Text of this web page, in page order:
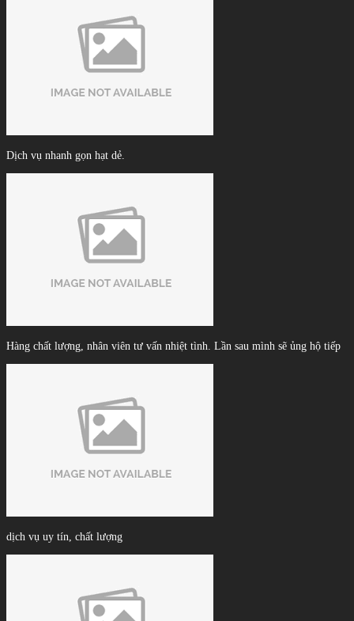
Dịch vụ nhanh gọn hạt dẻ.
Hàng chất lượng, nhân viên tư vấn nhiệt tình. Lần sau mình sẽ ủng hộ tiếp
dịch vụ uy tín, chất lượng